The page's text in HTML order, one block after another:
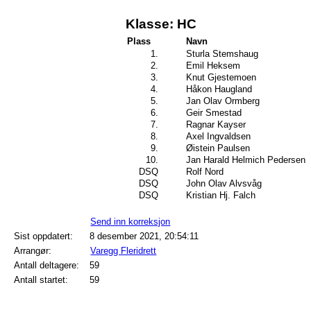
Klasse: HC
Plass
Navn
1.
Sturla Stemshaug
2.
Emil Heksem
3.
Knut Gjestemoen
4.
Håkon Haugland
5.
Jan Olav Ormberg
6.
Geir Smestad
7.
Ragnar Kayser
8.
Axel Ingvaldsen
9.
Øistein Paulsen
10.
Jan Harald Helmich Pedersen
DSQ
Rolf Nord
DSQ
John Olav Alvsvåg
DSQ
Kristian Hj. Falch
Send inn korreksjon
Sist oppdatert:
8 desember 2021, 20:54:11
Arrangør:
Varegg Fleridrett
Antall deltagere:
59
Antall startet:
59